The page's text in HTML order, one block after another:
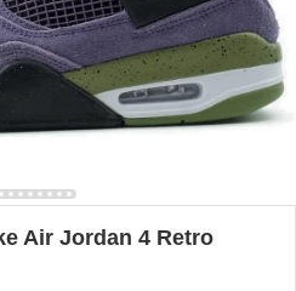
Air Jordan 4 Retro